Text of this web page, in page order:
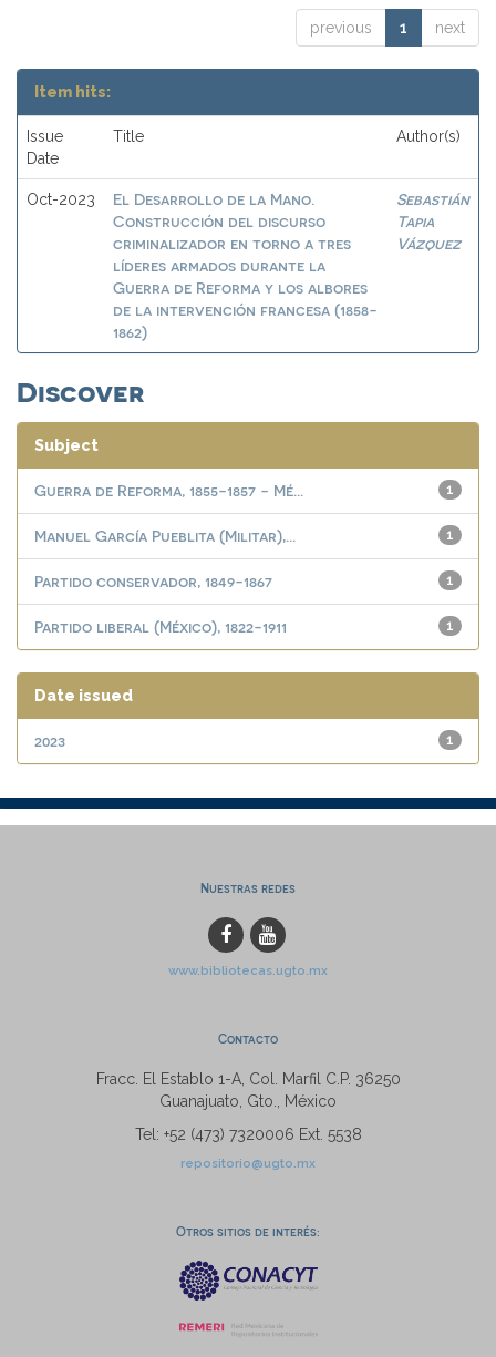
previous 1 next
Item hits:
Issue
Date
Title Author(s)
Oct-2023
El Desarrollo de la Mano.
Construcción del discurso
criminalizador en torno a tres
líderes armados durante la
Guerra de Reforma y los albores
de la intervención francesa (1858-
1862)
Sebastián
Tapia
Vázquez
Discover
Subject
1
Guerra de Reforma, 1855-1857 - Mé...
1
Manuel García Pueblita (Militar),...
1
Partido conservador, 1849-1867
1
Partido liberal (México), 1822-1911
Date issued
1
2023
Nuestras redes
www.bibliotecas.ugto.mx
Contacto
Fracc. El Establo 1-A, Col. Marfil C.P. 36250
Guanajuato, Gto., México
Tel: +52 (473) 7320006 Ext. 5538
repositorio@ugto.mx
Otros sitios de interés: